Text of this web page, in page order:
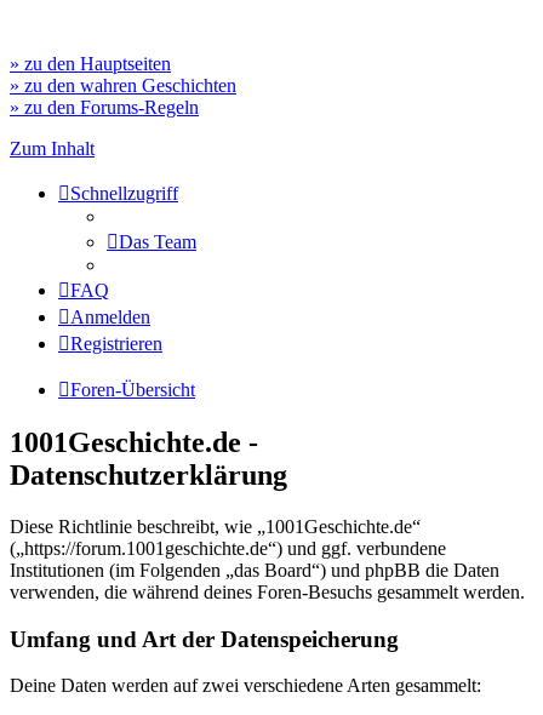
» zu den Hauptseiten
» zu den wahren Geschichten
» zu den Forums-Regeln
Zum Inhalt
Schnellzugriff
Das Team
FAQ
Anmelden
Registrieren
Foren-Übersicht
1001Geschichte.de -
Datenschutzerklärung
Diese Richtlinie beschreibt, wie „1001Geschichte.de“
(„https://forum.1001geschichte.de“) und ggf. verbundene
Institutionen (im Folgenden „das Board“) und phpBB die Daten
verwenden, die während deines Foren-Besuchs gesammelt werden.
Umfang und Art der Datenspeicherung
Deine Daten werden auf zwei verschiedene Arten gesammelt: